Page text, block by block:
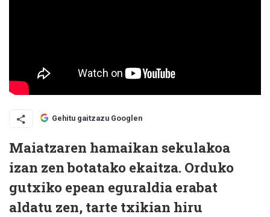
Gehitu gaitzazu Googlen
Maiatzaren hamaikan sekulakoa
izan zen botatako ekaitza. Orduko
gutxiko epean eguraldia erabat
aldatu zen, tarte txikian hiru